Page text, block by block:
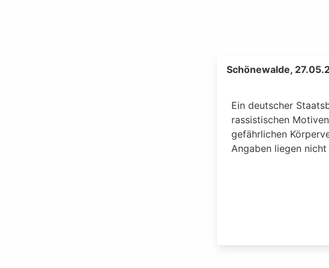
Schönewalde,
Ein deutscher
rassistischen
gefährlichen
Angaben liegen nicht